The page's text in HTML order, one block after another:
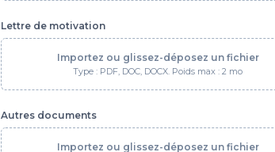
Lettre de motivation
Importez ou glissez-déposez un fichier
Type : PDF, DOC, DOCX. Poids max : 2 mo
Autres documents
Importez ou glissez-déposez un fichier